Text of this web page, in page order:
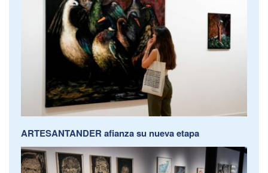
ARTESANTANDER afianza su nueva etapa